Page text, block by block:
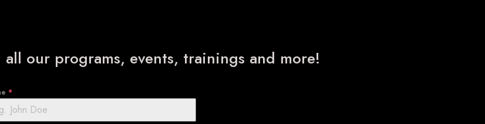
our programs, events, trainings and more!
*